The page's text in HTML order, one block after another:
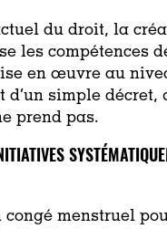
du droit, la
les compétences
en œuvre au
d’un simple décret,
prend pas.
congé menstruel